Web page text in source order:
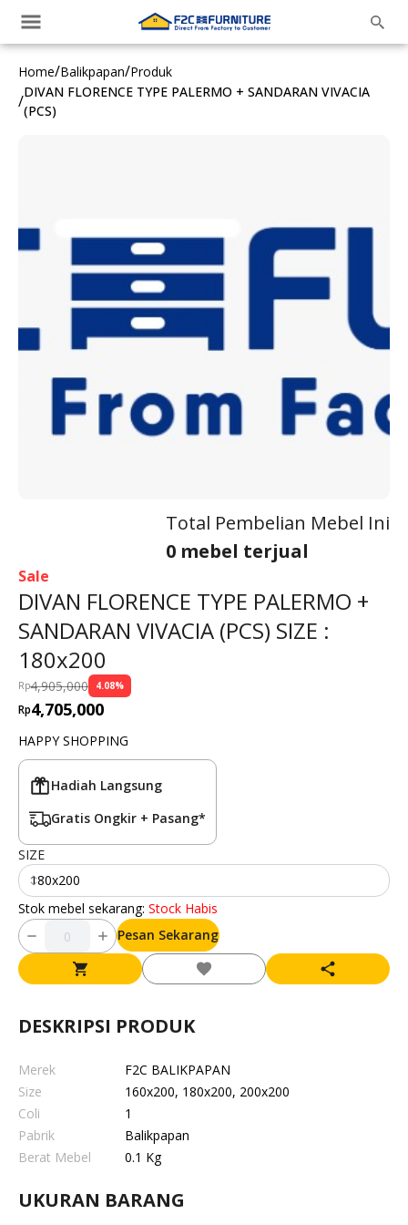
Home/Balikpapan/Produk
/DIVAN FLORENCE TYPE PALERMO + SANDARAN VIVACIA
(PCS)
Total Pembelian Mebel Ini
0 mebel terjual
Sale
DIVAN FLORENCE TYPE PALERMO +
SANDARAN VIVACIA (PCS) SIZE :
180x200
Rp4,905,000 4.08%
Rp4,705,000
HAPPY SHOPPING
Hadiah Langsung
Gratis Ongkir + Pasang*
SIZE
180x200
Stok mebel sekarang: Stock Habis
Pesan Sekarang
DESKRIPSI PRODUK
Merek
F2C BALIKPAPAN
Size
160x200, 180x200, 200x200
Coli
1
Pabrik
Balikpapan
Berat Mebel
0.1 Kg
UKURAN BARANG